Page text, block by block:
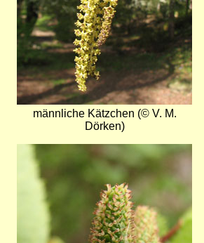
männliche Kätzchen (© V. M.
Dörken)